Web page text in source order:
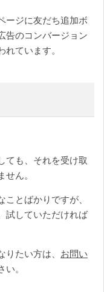
ージに友だち追加ボ
告のコンバージョン
ています。
ても、それを受け取
ん。
とばかりですが、
試していただければ
たい方は、 お問い
。